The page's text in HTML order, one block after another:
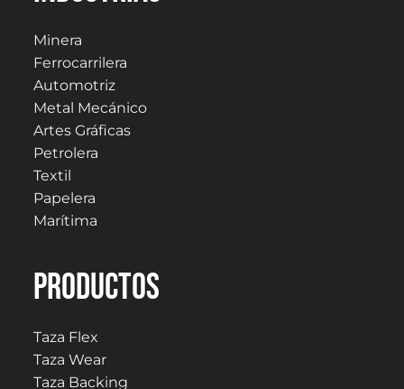
Minera
Ferrocarrilera
Automotriz
Metal Mecánico
Artes Gráficas
Petrolera
Textil
Papelera
Marítima
PRODUCTOS
Taza Flex
Taza Wear
Taza Backing